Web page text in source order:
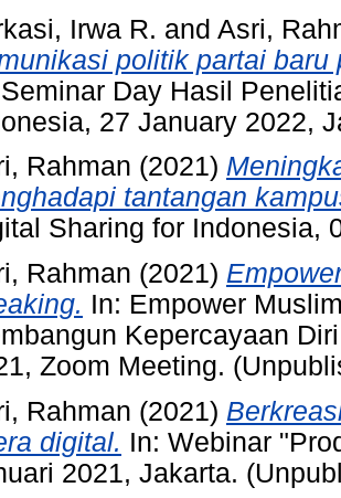
Irwa R. and Asri,
politik partai
Day Hasil
27 January 2022,
Rahman (2021)
tantangan
Sharing for Indonesia,
Rahman (2021)
In: Empower
Kepercayaan
Zoom Meeting.
Rahman (2021)
digital. In: Webinar
2021, Jakarta.